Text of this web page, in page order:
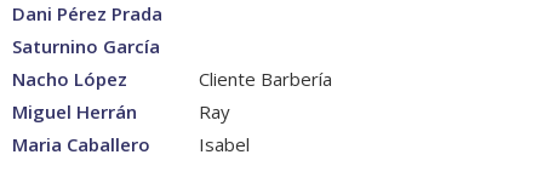
Dani Pérez Prada
Saturnino García
Nacho López
Cliente Barbería
Miguel Herrán
Ray
Maria Caballero
Isabel